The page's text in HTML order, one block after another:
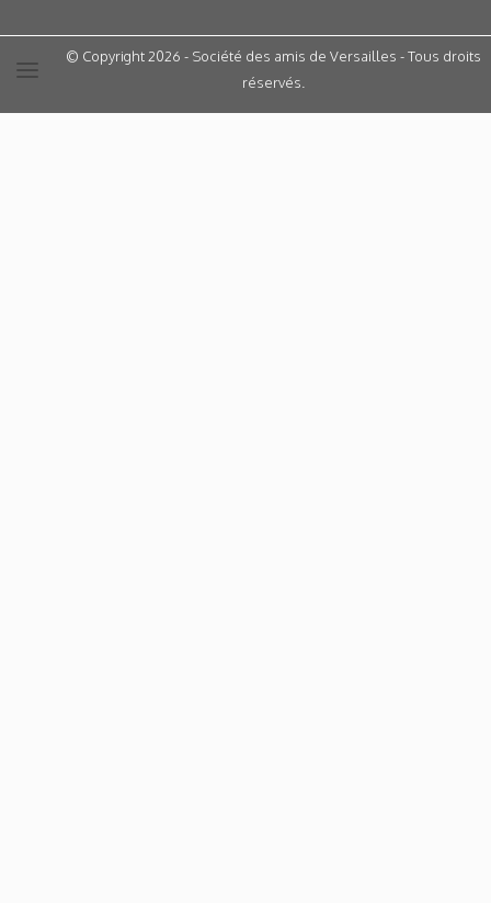
© Copyright 2026 - Société des amis de Versailles - Tous droits
réservés.